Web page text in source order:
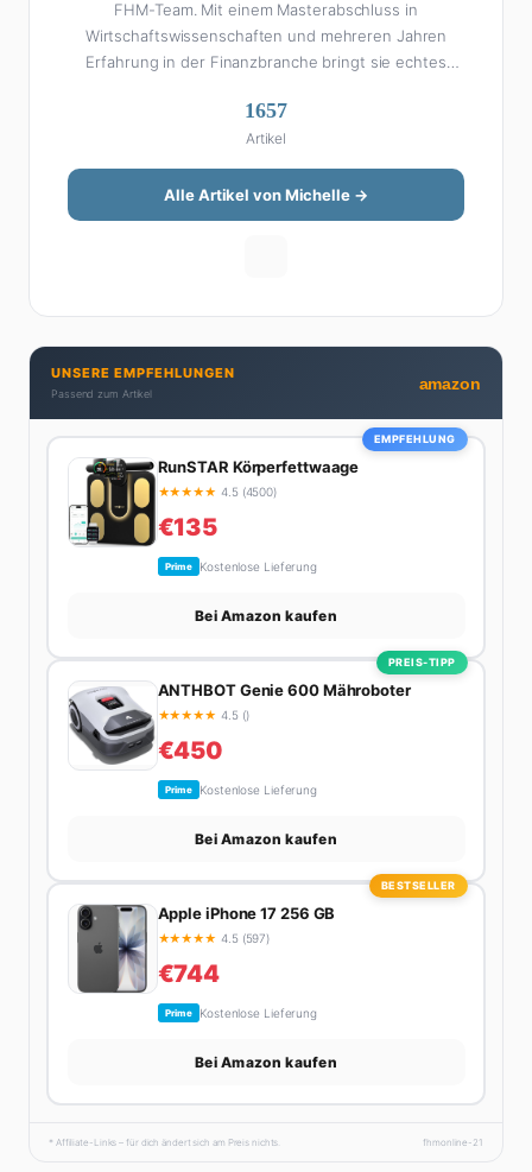
FHM-Team. Mit einem Masterabschluss in
Wirtschaftswissenschaften und mehreren Jahren
Erfahrung in der Finanzbranche bringt sie echtes
Michelle klingt Altersvorsorge nicht wie eine
Steuererklärung. Ihre Stärke liegt darin, komplexe
Finanzthemen so aufzubereiten, dass sie jeder
versteht – ohne Fachchinesisch, dafür mit konkreten
Tipps zum Umsetzen. Von ETF-Strategien über
Privatleben unter einen Hut bekommt. Privat ist sie
bekennende Kaffee-Süchtige (3+ Tassen am Tag,
Minimum), Podcast-Hörerin und verbringt ihre
Wochenenden am liebsten in der Natur oder auf dem
1657
Artikel
Alle Artikel von Michelle →
UNSERE EMPFEHLUNGEN
Passend zum Artikel
amazon
EMPFEHLUNG
RunSTAR Körperfettwaage
★★★★★ 4.5 (4500)
€135
Prime Kostenlose Lieferung
Bei Amazon kaufen
PREIS-TIPP
ANTHBOT Genie 600 Mähroboter
★★★★★ 4.5 ()
€450
Prime Kostenlose Lieferung
Bei Amazon kaufen
BESTSELLER
Apple iPhone 17 256 GB
★★★★★ 4.5 (597)
€744
Prime Kostenlose Lieferung
Bei Amazon kaufen
* Affiliate-Links – für dich ändert sich am Preis nichts. fhmonline-21